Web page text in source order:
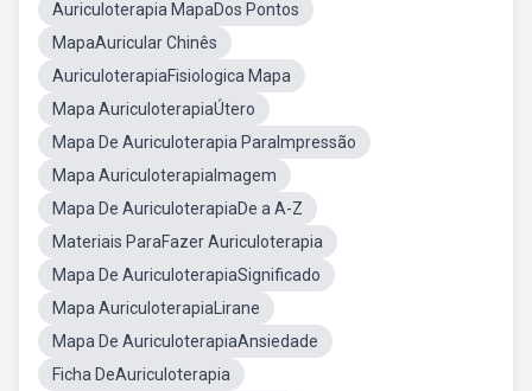
Auriculoterapia MapaDos Pontos
MapaAuricular Chinês
AuriculoterapiaFisiologica Mapa
Mapa AuriculoterapiaÚtero
Mapa De Auriculoterapia ParaImpressão
Mapa AuriculoterapiaImagem
Mapa De AuriculoterapiaDe a A-Z
Materiais ParaFazer Auriculoterapia
Mapa De AuriculoterapiaSignificado
Mapa AuriculoterapiaLirane
Mapa De AuriculoterapiaAnsiedade
Ficha DeAuriculoterapia